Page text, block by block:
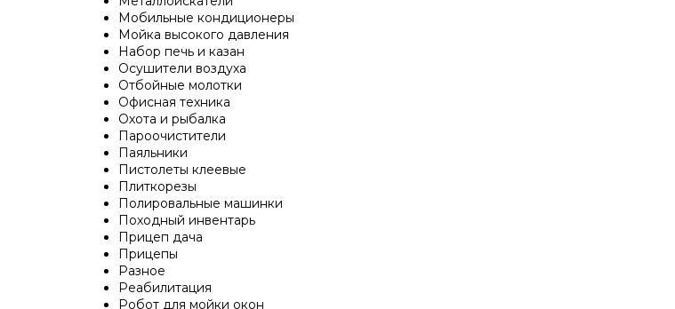
Мобильные кондиционеры
Мойка высокого давления
Набор печь и казан
Осушители воздуха
Отбойные молотки
Офисная техника
Охота и рыбалка
Пароочистители
Паяльники
Пистолеты клеевые
Плиткорезы
Полировальные машинки
Походный инвентарь
Прицеп дача
Прицепы
Разное
Реабилитация
Робот для мойки окон